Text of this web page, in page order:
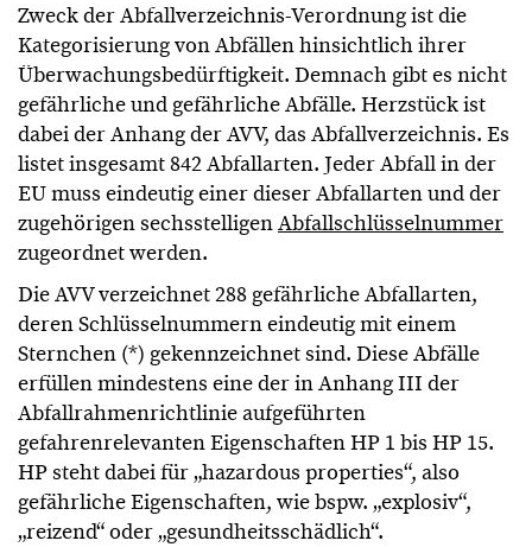
Zweck der Abfallverzeichnis-Verordnung ist die
Kategorisierung von Abfällen hinsichtlich ihrer
Überwachungsbedürftigkeit. Demnach gibt es nicht
gefährliche und gefährliche Abfälle. Herzstück ist
dabei der Anhang der AVV, das Abfallverzeichnis. Es
listet insgesamt 842 Abfallarten. Jeder Abfall in der
EU muss eindeutig einer dieser Abfallarten und der
zugehörigen sechsstelligenAbfallschlüsselnummer
zugeordnet werden.
Die AVV verzeichnet 288 gefährliche Abfallarten,
deren Schlüsselnummern eindeutig mit einem
Sternchen (*) gekennzeichnet sind. Diese Abfälle
erfüllen mindestens eine der in Anhang III der
Abfallrahmenrichtlinie aufgeführten
gefahrenrelevanten Eigenschaften HP 1 bis HP 15.
HP steht dabei für „hazardous properties“, also
gefährliche Eigenschaften, wie bspw. „explosiv“,
„reizend“ oder „gesundheitsschädlich“.